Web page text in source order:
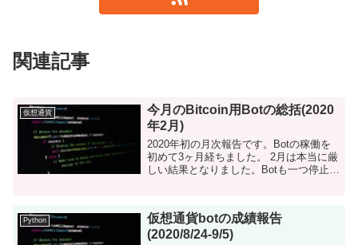
関連記事
仮想通貨
今月のBitcoin用Botの総括(2020
年2月)
2020年初の月次報告です。Botの稼働を
初めて3ヶ月経ちました。 2月は本当に厳
しい結果となりました。Botも一つ停止し
Python
仮想通貨botの成績報告
(2020/8/24-9/5)